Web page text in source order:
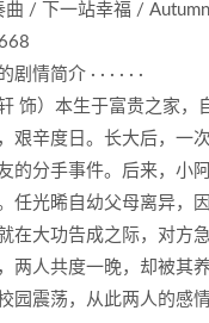
曲 / 下一站幸福 /
情简介 · · · · · ·
饰）本生于富贵之家，
艰辛度日。长大后，一
的分手事件。后来，小
任光晞自幼父母离异，
在大功告成之际，对方
两人共度一晚，却被其
园震荡，从此两人的感